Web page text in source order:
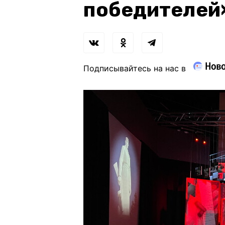
Подписывайтесь на нас в